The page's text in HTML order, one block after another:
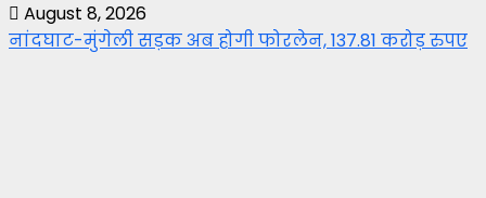
August 8, 2026
नांदघाट-मुंगेली सड़क अब होगी फोरलेन, 137.81 करोड़ रुपए